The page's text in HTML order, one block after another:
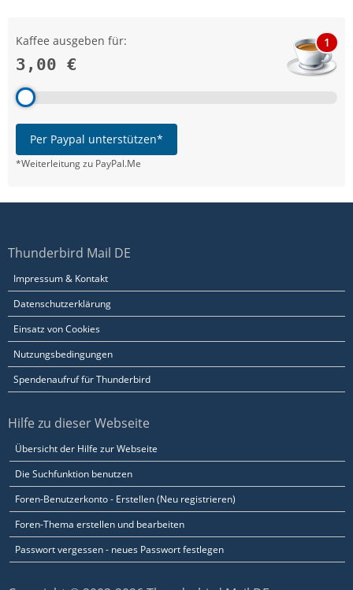
Kaffee ausgeben für:
3,00 €
1
Per Paypal unterstützen*
*Weiterleitung zu PayPal.Me
Thunderbird Mail DE
Impressum & Kontakt
Datenschutzerklärung
Einsatz von Cookies
Nutzungsbedingungen
Spendenaufruf für Thunderbird
Hilfe zu dieser Webseite
Übersicht der Hilfe zur Webseite
Die Suchfunktion benutzen
Foren-Benutzerkonto - Erstellen (Neu registrieren)
Foren-Thema erstellen und bearbeiten
Passwort vergessen - neues Passwort festlegen